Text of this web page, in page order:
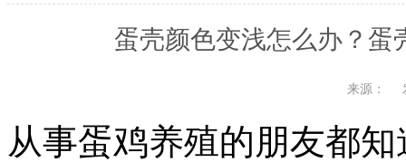
蛋壳颜色变浅怎么办？蛋
来源：
从事蛋鸡养殖的朋友都